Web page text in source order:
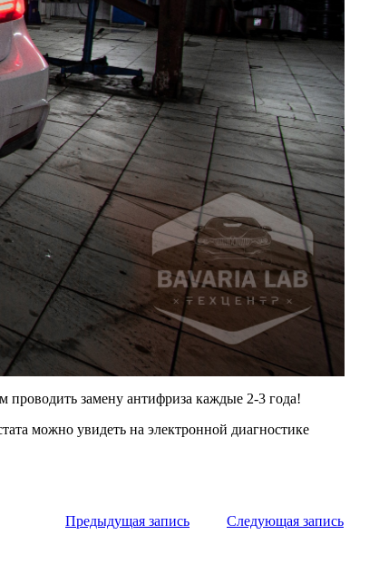
замену антифриза каждые 2-3 года!
можно увидеть на электронной диагностике
Предыдущая запись Следующая запись